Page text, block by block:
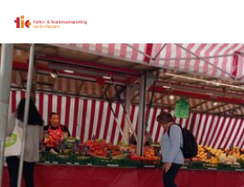
Direkt
zum
Inhalt